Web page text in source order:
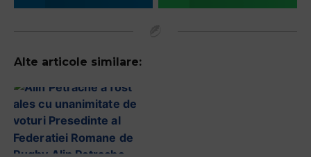
Alte articole similare: